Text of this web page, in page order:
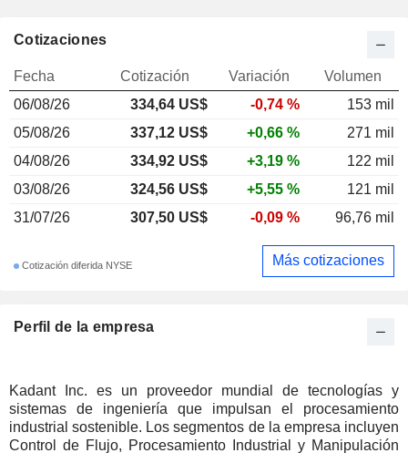
Perfil de la empresa
Kadant Inc. es un proveedor mundial de tecnologías y
sistemas de ingeniería que impulsan el procesamiento
industrial sostenible. Los segmentos de la empresa incluyen
Control de Flujo, Procesamiento Industrial y Manipulación
Cotizaciones
Fecha Cotización Variación
Volumen
06/08/26
334,64 US$ -0,74 %
153 mil
05/08/26
337,12 US$ +0,66 %
271 mil
04/08/26
334,92 US$ +3,19 %
122 mil
03/08/26
324,56 US$ +5,55 %
121 mil
31/07/26
307,50 US$ -0,09 % 96,76 mil
Cotización diferida NYSE Más cotizaciones